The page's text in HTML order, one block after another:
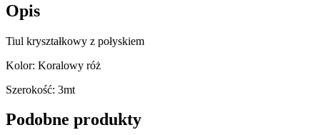
Opis
Tiul kryształkowy z połyskiem
Kolor: Koralowy róż
Szerokość: 3mt
Podobne produkty